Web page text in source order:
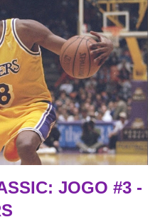
JOGO #3 -